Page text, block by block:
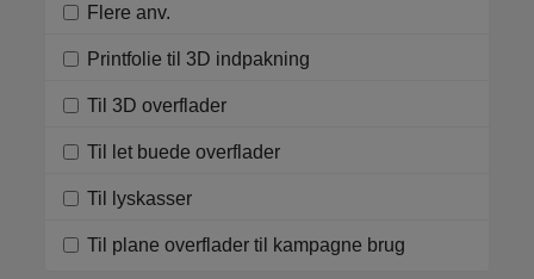
Flere anv.
Printfolie til 3D indpakning
Til 3D overflader
Til let buede overflader
Til lyskasser
Til plane overflader til kampagne brug